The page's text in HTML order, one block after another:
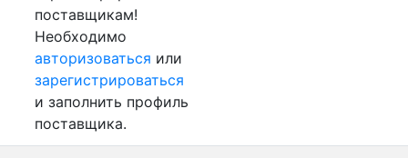
поставщикам!
Необходимо
авторизоваться или
зарегистрироваться
и заполнить профиль
поставщика.